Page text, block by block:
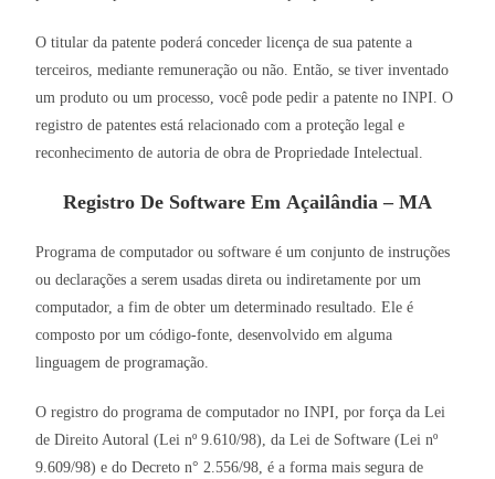
O titular da patente poderá conceder licença de sua patente a
terceiros, mediante remuneração ou não. Então, se tiver inventado
um produto ou um processo, você pode pedir a patente no INPI. O
registro de patentes está relacionado com a proteção legal e
reconhecimento de autoria de obra de Propriedade Intelectual.
Registro De Software Em Açailândia – MA
Programa de computador ou software é um conjunto de instruções
ou declarações a serem usadas direta ou indiretamente por um
computador, a fim de obter um determinado resultado. Ele é
composto por um código-fonte, desenvolvido em alguma
linguagem de programação.
O registro do programa de computador no INPI, por força da Lei
de Direito Autoral (Lei nº 9.610/98), da Lei de Software (Lei nº
9.609/98) e do Decreto n° 2.556/98, é a forma mais segura de